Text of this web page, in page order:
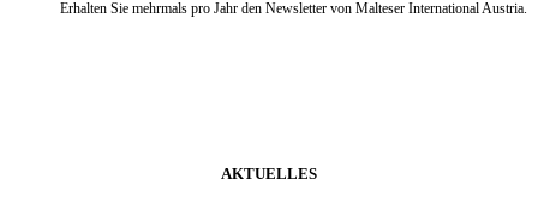
Erhalten Sie mehrmals pro Jahr den Newsletter von Malteser International Austria.
AKTUELLES